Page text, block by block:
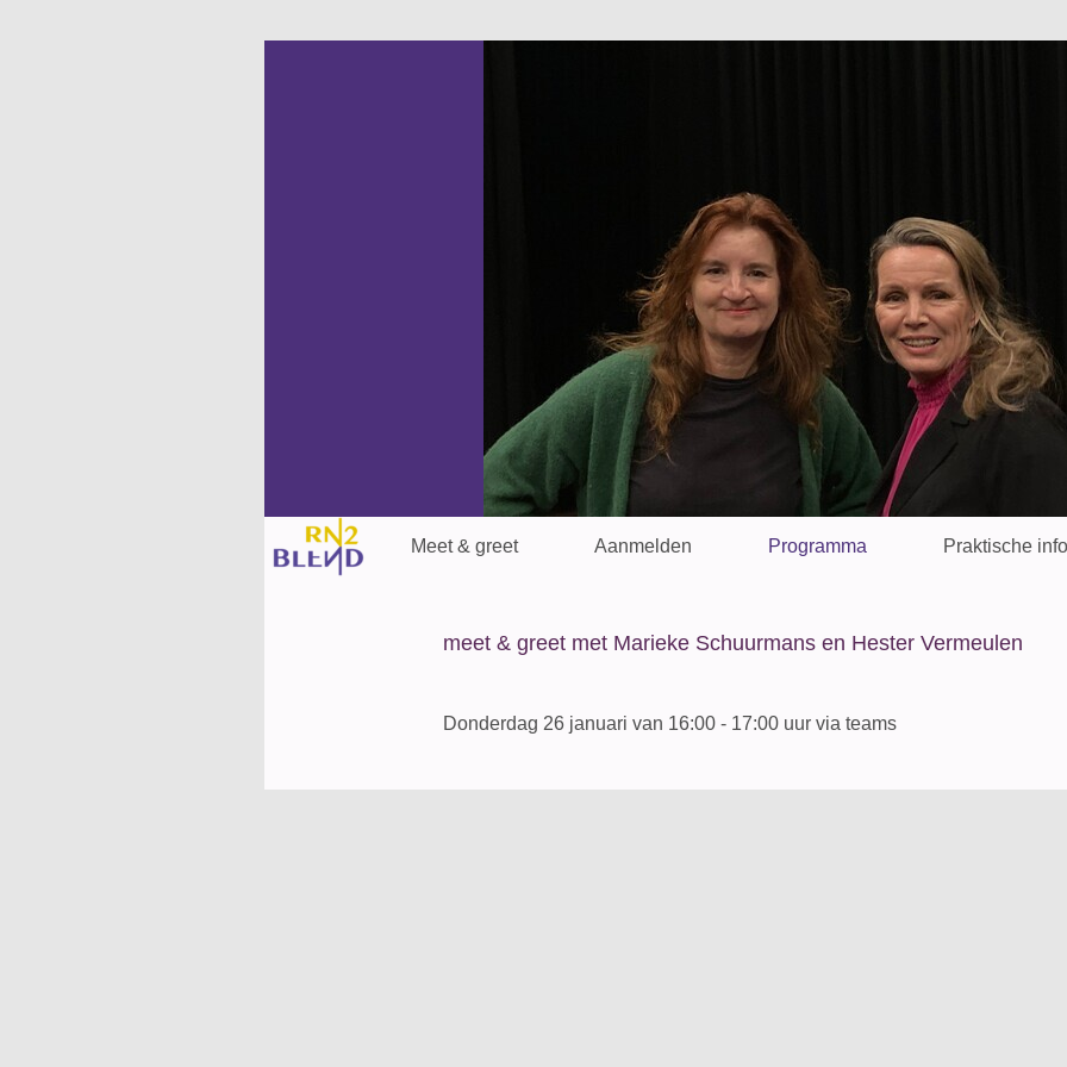
Meet & greet Aanmelden Programma Praktische
meet & greet met Marieke Schuurmans en Hester Vermeulen
Donderdag 26 januari van 16:00 - 17:00 uur via teams